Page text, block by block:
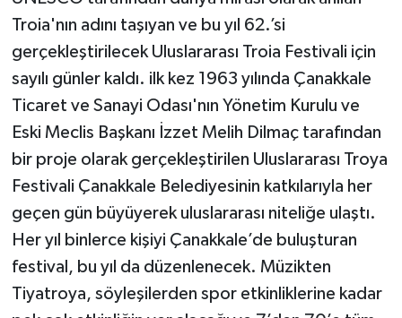
Troia'nın adını taşıyan ve bu yıl 62.’si
gerçekleştirilecek Uluslararası Troia Festivali için
sayılı günler kaldı. ilk kez 1963 yılında Çanakkale
Ticaret ve Sanayi Odası'nın Yönetim Kurulu ve
Eski Meclis Başkanı İzzet Melih Dilmaç tarafından
bir proje olarak gerçekleştirilen Uluslararası Troya
Festivali Çanakkale Belediyesinin katkılarıyla her
geçen gün büyüyerek uluslararası niteliğe ulaştı.
Her yıl binlerce kişiyi Çanakkale’de buluşturan
festival, bu yıl da düzenlenecek. Müzikten
Tiyatroya, söyleşilerden spor etkinliklerine kadar